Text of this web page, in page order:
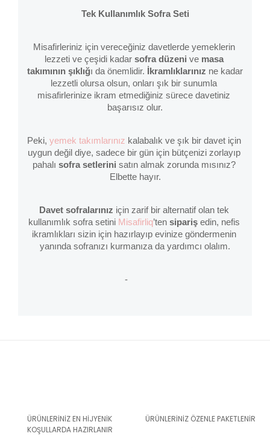
Tek Kullanımlık Sofra Seti
Misafirleriniz için vereceğiniz davetlerde yemeklerin
lezzeti ve çeşidi kadar sofra düzeni ve masa
takımının şıklığı da önemlidir. İkramlıklarınız ne kadar
lezzetli olursa olsun, onları şık bir sunumla
misafirlerinize ikram etmediğiniz sürece davetiniz
başarısız olur.
Peki, yemek takımlarınız kalabalık ve şık bir davet için
uygun değil diye, sadece bir gün için bütçenizi zorlayıp
pahalı sofra setlerini satın almak zorunda mısınız?
Elbette hayır.
Davet sofralarınız için zarif bir alternatif olan tek
kullanımlık sofra setini Misafirliq’ten sipariş edin, nefis
ikramlıkları sizin için hazırlayıp evinize göndermenin
yanında sofranızı kurmanıza da yardımcı olalım.
-
ÜRÜNLERİNİZ EN HİJYENİK
KOŞULLARDA HAZIRLANIR
ÜRÜNLERİNİZ ÖZENLE PAKETLENİR